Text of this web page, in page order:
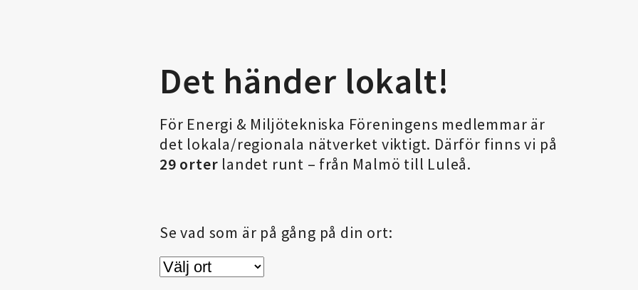
Det händer lokalt!
För Energi & Miljötekniska Föreningens medlemmar är
det lokala/regionala nätverket viktigt. Därför finns vi på
29 orter landet runt – från Malmö till Luleå.
Se vad som är på gång på din ort: